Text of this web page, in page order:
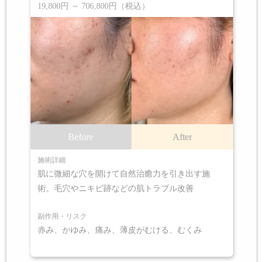
19,800円 ～ 706,800円（税込）
Before After
施術詳細
肌に微細な穴を開けて自然治癒力を引き出す施
術。毛穴やニキビ跡などの肌トラブル改善
副作用・リスク
赤み、かゆみ、痛み、薄皮がむける、むくみ